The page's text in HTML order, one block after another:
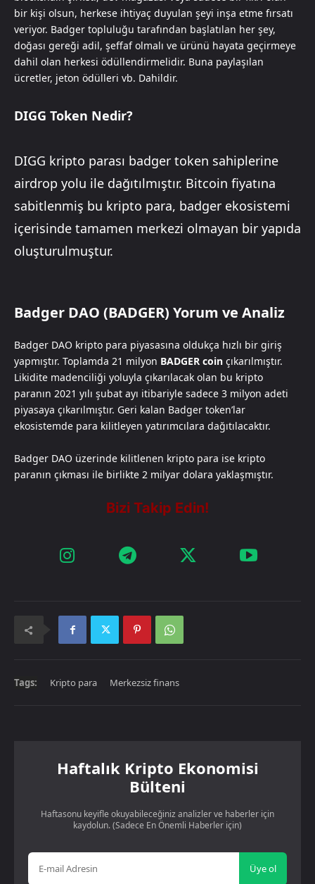
bir kişi olsun, herkese ihtiyaç duyulan şeyi inşa etme fırsatı
veriyor. Badger topluluğu tarafından başlatılan her şey,
doğası gereği adil, şeffaf olmalı ve ürünü hayata geçirmeye
dahil olan herkesi ödüllendirmelidir. Buna paylaşılan
ücretler, jeton ödülleri vb. Dahildir.
DIGG Token Nedir?
DIGG kripto parası badger token sahiplerine
airdrop yolu ile dağıtılmıştır. Bitcoin fiyatına
sabitlenmiş bu kripto para, badger ekosistemi
içerisinde tamamen merkezi olmayan bir yapıda
oluşturulmuştur.
Badger DAO (BADGER) Yorum ve Analiz
Badger DAO kripto para piyasasına oldukça hızlı bir giriş
yapmıştır. Toplamda 21 milyon BADGER coin çıkarılmıştır.
Likidite madenciliği yoluyla çıkarılacak olan bu kripto
paranın 2021 yılı şubat ayı itibariyle sadece 3 milyon adeti
piyasaya çıkarılmıştır. Geri kalan Badger token’lar
ekosistemde para kilitleyen yatırımcılara dağıtılacaktır.
Badger DAO üzerinde kilitlenen kripto para ise kripto
paranın çıkması ile birlikte 2 milyar dolara yaklaşmıştır.
Tags: Kripto para Merkezsiz finans
Haftalık Kripto Ekonomisi
Bülteni
Haftasonu keyifle okuyabileceğiniz analizler ve haberler için
kaydolun. (Sadece En Önemli Haberler için)
Üye ol